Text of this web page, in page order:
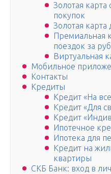
Золотая
покупок
Золотая карта
Премиальная
поездок за
Виртуальная
Мобильное
Контакты
Кредиты
Кредит «На
Кредит «Для
Кредит
Ипотечное
Ипотека для
Кредит на
квартиры
СКБ Банк: вход в